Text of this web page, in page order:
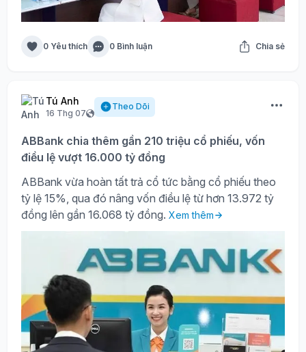
0 Yêu thích 0 Bình luận Chia sẻ
Tú Anh
16 Thg 07
Theo Dõi
ABBank chia thêm gần 210 triệu cổ phiếu, vốn
điều lệ vượt 16.000 tỷ đồng
ABBank vừa hoàn tất trả cổ tức bằng cổ phiếu theo
tỷ lệ 15%, qua đó nâng vốn điều lệ từ hơn 13.972 tỷ
đồng lên gần 16.068 tỷ đồng. Xem thêm